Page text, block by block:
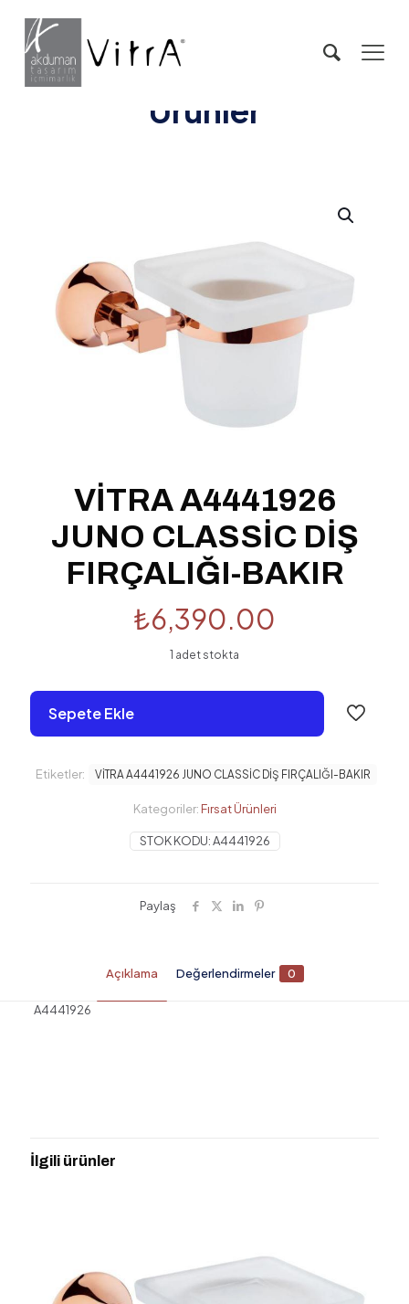
Ürünler
VİTRA A4441926
JUNO CLASSİC DİŞ
FIRÇALIĞI-BAKIR
₺6,390.00
1 adet stokta
Sepete Ekle
STOK KODU:A4441926
Kategoriler: Fırsat Ürünleri
Etiketler: VİTRA A4441926 JUNO CLASSİC DİŞ FIRÇALIĞI-BAKIR
Paylaş
Açıklama Değerlendirmeler 0
A4441926
FIRÇALIĞI-BAKIR” için yorum yapan ilk
kişi siz olun
İlgili ürünler